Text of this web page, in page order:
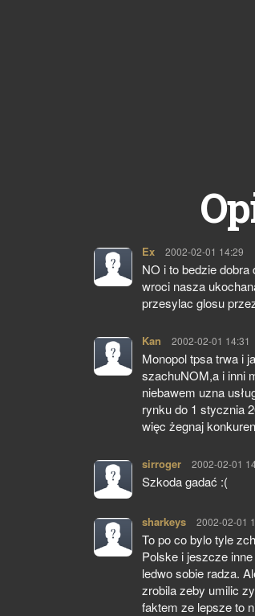
Ex pisze:
2002-02-01 14:29
NO i to bedzie
wroci nasza
przesylac glosu
Kan pisze:
2002-02-01 14:31
Monopol tpsa trwa i
szachuNOM,a i inni
niebawem uzna
rynku do 1 stycznia
więc żegnaj
sirroger pisze:
2002-02-01
Szkoda gadać :(
sharkeys pisze:
2002-02-01
To po co bylo tyle
Polske i jeszcze
ledwo sobie radza.
zrobila zeby umilic
faktem ze lepsze to